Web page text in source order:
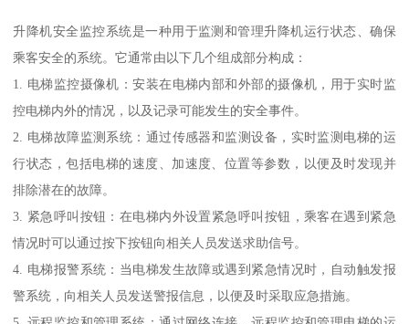
升降机安全监控系统是一种用于监测和管理升降机运行状态、确保
乘客安全的系统。它通常由以下几个组成部分构成：
1. 电梯监控摄像机：安装在电梯内部和外部的摄像机，用于实时监
控电梯内外的情况，以及记录可能发生的安全事件。
2. 电梯故障监测系统：通过传感器和监测设备，实时监测电梯的运
行状态，包括电梯的速度、加速度、位置等参数，以便及时发现并
排除潜在的故障。
3. 紧急呼叫按钮：在电梯内外设置紧急呼叫按钮，乘客在遇到紧急
情况时可以通过按下按钮向相关人员发送求助信号。
4. 电梯报警系统：当电梯发生故障或遇到紧急情况时，自动触发报
警系统，向相关人员发送警报信息，以便及时采取应急措施。